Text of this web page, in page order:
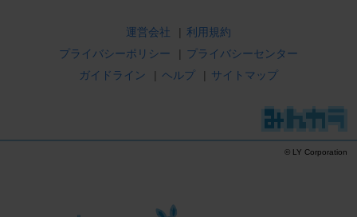
運営会社 | 利用規約
プライバシーポリシー
| プライバシーセンター
ガイドライン
| ヘルプ | サイトマップ
© LY Corporation